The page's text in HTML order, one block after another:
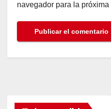
navegador para la